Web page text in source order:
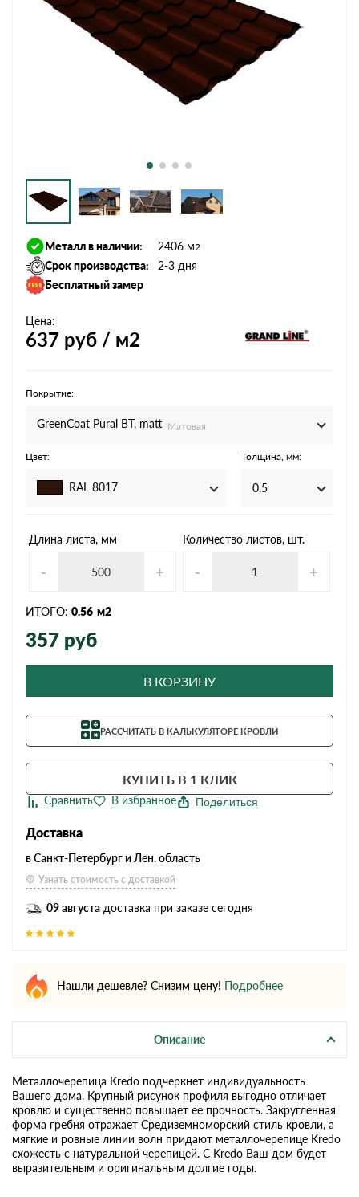
Металл в наличии: 2406 м2
Срок производства:
2-3 дня
Бесплатный замер
Цена:
637 руб / м2
Покрытие:
GreenCoat Pural BT, matt Матовая
Цвет:
RAL 8017
Толщина, мм:
0.5
Длина листа, мм
- +
Количество листов, шт.
- +
ИТОГО: 0.56 м2
357 руб
В КОРЗИНУ
РАССЧИТАТЬ В КАЛЬКУЛЯТОРЕ КРОВЛИ
КУПИТЬ В 1 КЛИК
Поделиться
Доставка
в Санкт-Петербург и Лен. область
Узнать стоимость с доставкой
09 августа доставка при заказе сегодня
Нашли дешевле? Снизим цену! Подробнее
Описание
Металлочерепица Kredo подчеркнет индивидуальность
Вашего дома. Крупный рисунок профиля выгодно отличает
кровлю и существенно повышает ее прочность. Закругленная
форма гребня отражает Средиземноморский стиль кровли, а
мягкие и ровные линии волн придают металлочерепице Kredo
схожесть с натуральной черепицей. С Kredo Ваш дом будет
выразительным и оригинальным долгие годы.